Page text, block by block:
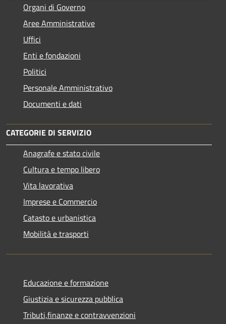
Organi di Governo
Aree Amministrative
Uffici
Enti e fondazioni
Politici
Personale Amministrativo
Documenti e dati
CATEGORIE DI SERVIZIO
Anagrafe e stato civile
Cultura e tempo libero
Vita lavorativa
Imprese e Commercio
Catasto e urbanistica
Mobilità e trasporti
Educazione e formazione
Giustizia e sicurezza pubblica
Tributi,finanze e contravvenzioni